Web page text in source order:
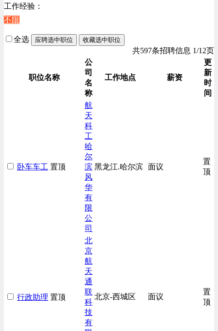
行政/后勤/文秘类
销售类
人力资源类
互联网/电子商务/游戏类
通信/移动互联网/手机类
工作经验：
不限
全选 应聘选中职位 收藏选中职位
共597条招聘信息 1/12页
职位名称
公
司
名
称
工作地点 薪资
更
新
时
间
卧车车工 置顶
航
天
科
工
哈
尔
滨
风
华
有
限
公
司
黑龙江.哈尔滨 面议
置
顶
行政助理 置顶
北
京
航
天
通
联
科
技
有
北京-西城区 面议
置
顶